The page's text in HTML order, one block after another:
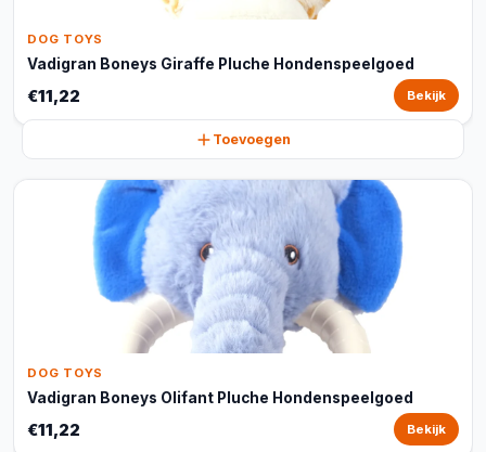
DOG TOYS
Vadigran Boneys Giraffe Pluche Hondenspeelgoed
€11,22 Bekijk
Toevoegen
DOG TOYS
Vadigran Boneys Olifant Pluche Hondenspeelgoed
€11,22 Bekijk